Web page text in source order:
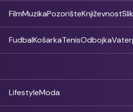
FilmMuzikaPozorišteKnjiževnost
FudbalKošarkaTenisOdbojka
LifestyleModa